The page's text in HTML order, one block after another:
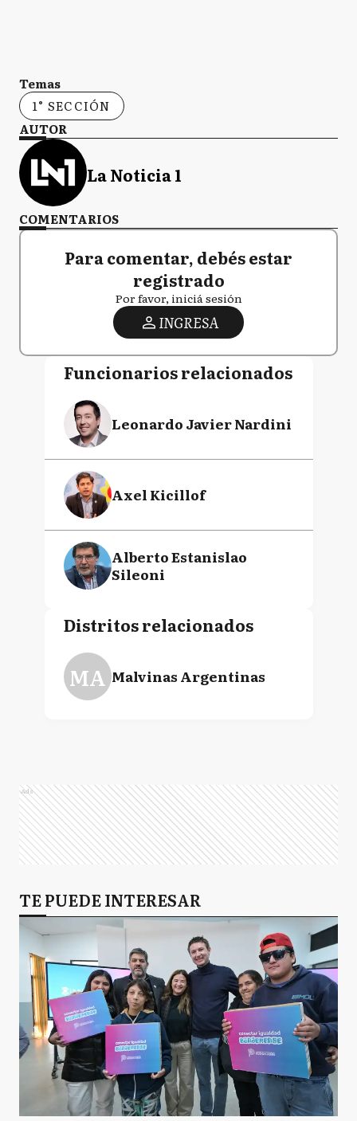
Temas
1° SECCIÓN
AUTOR
La Noticia 1
COMENTARIOS
Para comentar, debés estar
registrado
Por favor, iniciá sesión
INGRESA
Funcionarios relacionados
Leonardo Javier Nardini
Axel Kicillof
Alberto Estanislao
Sileoni
Distritos relacionados
MA Malvinas Argentinas
Ads
TE PUEDE INTERESAR